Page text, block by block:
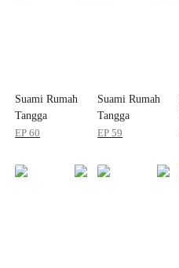
Suami Rumah
Tangga
EP60
Suami Rumah
Tangga
EP59